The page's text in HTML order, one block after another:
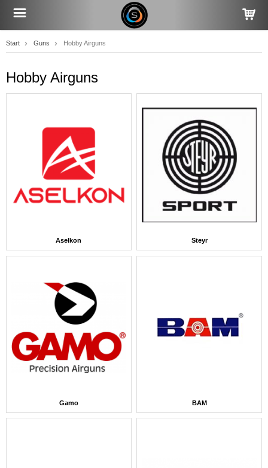
Start Guns Hobby Airguns
Hobby Airguns
Aselkon Steyr
Gamo BAM